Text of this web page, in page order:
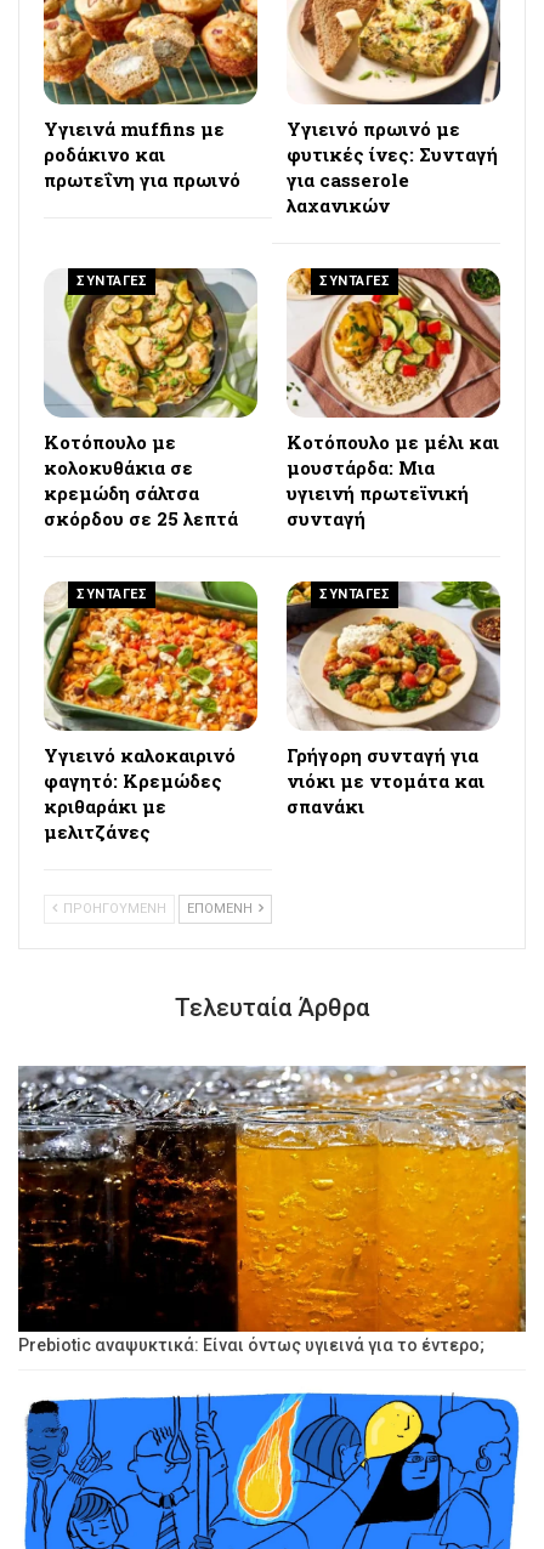
Υγιεινά muffins με
ροδάκινο και
πρωτεΐνη για πρωινό
Υγιεινό πρωινό με
φυτικές ίνες: Συνταγή
για casserole
λαχανικών
ΣΥΝΤΑΓΕΣ
Κοτόπουλο με
κολοκυθάκια σε
κρεμώδη σάλτσα
σκόρδου σε 25 λεπτά
ΣΥΝΤΑΓΕΣ
Κοτόπουλο με μέλι και
μουστάρδα: Μια
υγιεινή πρωτεϊνική
συνταγή
ΣΥΝΤΑΓΕΣ
Υγιεινό καλοκαιρινό
φαγητό: Κρεμώδες
κριθαράκι με
μελιτζάνες
ΣΥΝΤΑΓΕΣ
Γρήγορη συνταγή για
νιόκι με ντομάτα και
σπανάκι
ΠΡΟΗΓΟΥΜΕΝΗ ΕΠΟΜΕΝΗ
Τελευταία Άρθρα
Prebiotic αναψυκτικά: Είναι όντως υγιεινά για το έντερο;